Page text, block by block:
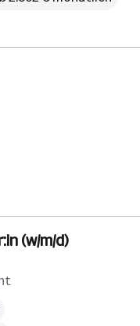
(w/m/d)